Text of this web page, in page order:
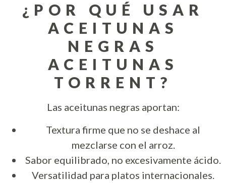
¿POR QUÉ USAR
ACEITUNAS
NEGRAS
ACEITUNAS
TORRENT?
Las aceitunas negras aportan:
Textura firme que no se deshace al
mezclarse con el arroz.
Sabor equilibrado, no excesivamente ácido.
Versatilidad para platos internacionales.